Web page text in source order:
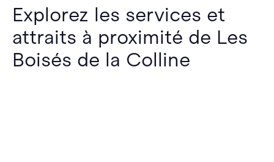
Explorez les services et
attraits à proximité de Les
Boisés de la Colline